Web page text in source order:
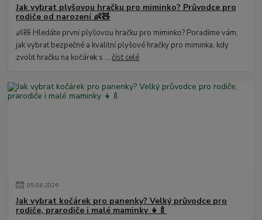
Jak vybrat plyšovou hračku pro miminko? Průvodce pro
rodiče od narození 👶🧸
👶🧸 Hledáte první plyšovou hračku pro miminko? Poradíme vám,
jak vybrat bezpečné a kvalitní plyšové hračky pro miminka, kdy
zvolit hračku na kočárek s ...číst celé
05.06.2026
Jak vybrat kočárek pro panenky? Velký průvodce pro
rodiče, prarodiče i malé maminky 👧🍼